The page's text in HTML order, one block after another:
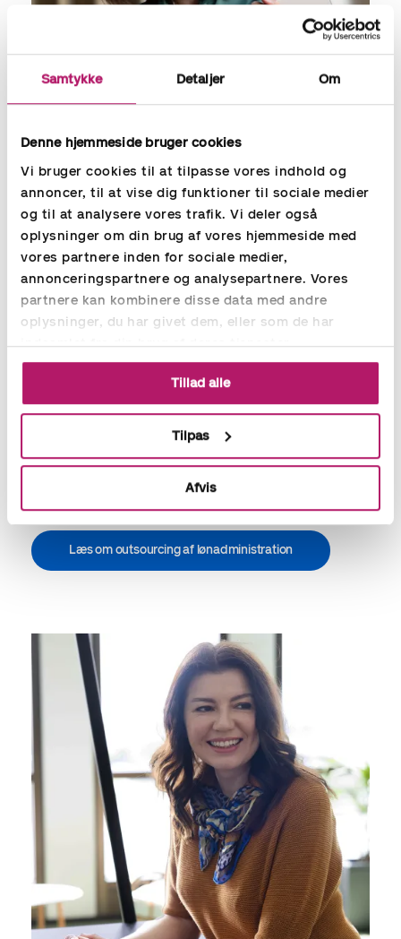
Samtykke Detaljer Om
Denne hjemmeside bruger cookies
Vi bruger cookies til at tilpasse vores indhold og
annoncer, til at vise dig funktioner til sociale medier
og til at analysere vores trafik. Vi deler også
oplysninger om din brug af vores hjemmeside med
vores partnere inden for sociale medier,
annonceringspartnere og analysepartnere. Vores
partnere kan kombinere disse data med andre
oplysninger, du har givet dem, eller som de har
indsamlet fra din brug af deres tjenester.
Tillad alle
Tilpas
Afvis
Outsourcing af
lønadministration
Aspia er eksperter i løn og Nordens førende lønpartner. Vores
kunder repræsenterer et bredt udsnit af danske og
store virksomheder. Med automatiserede processer og
dygtige lønkonsulenter leverer vi robust, effektiv og skalerbar
lønbehandling og lønrapportering.
hjørner af lovgivningen og har et omfattende kendskab til
reglerne, selv de mest avancererede overenskomster og
Læs om outsourcing af lønadministration